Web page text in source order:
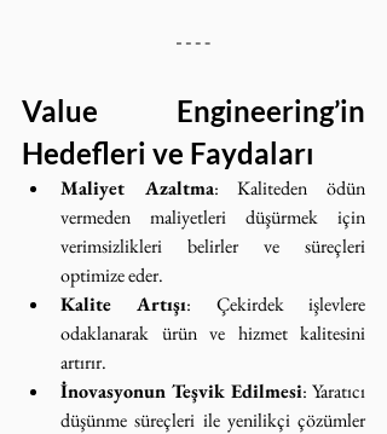
Value Engineering’in
Hedefleri ve Faydaları
Maliyet Azaltma: Kaliteden ödün
vermeden maliyetleri düşürmek için
verimsizlikleri belirler ve süreçleri
optimize eder.
Kalite Artışı: Çekirdek işlevlere
odaklanarak ürün ve hizmet kalitesini
artırır.
İnovasyonun Teşvik Edilmesi: Yaratıcı
düşünme süreçleri ile yenilikçi çözümler